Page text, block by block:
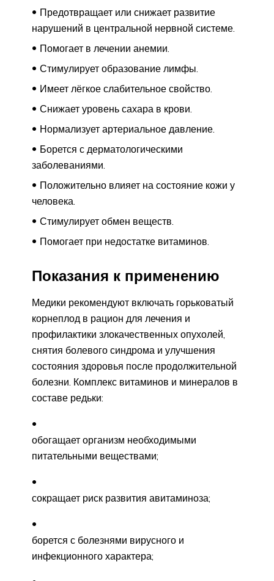
Предотвращает или снижает развитие
нарушений в центральной нервной системе.
Помогает в лечении анемии.
Стимулирует образование лимфы.
Имеет лёгкое слабительное свойство.
Снижает уровень сахара в крови.
Нормализует артериальное давление.
Борется с дерматологическими
заболеваниями.
Положительно влияет на состояние кожи у
человека.
Стимулирует обмен веществ.
Помогает при недостатке витаминов.
Показания к применению
Медики рекомендуют включать горьковатый
корнеплод в рацион для лечения и
профилактики злокачественных опухолей,
снятия болевого синдрома и улучшения
состояния здоровья после продолжительной
болезни. Комплекс витаминов и минералов в
составе редьки:
обогащает организм необходимыми
питательными веществами;
сокращает риск развития авитаминоза;
борется с болезнями вирусного и
инфекционного характера;